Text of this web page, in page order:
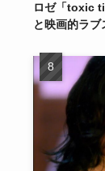
ロゼ「toxic
と映画的ラブ